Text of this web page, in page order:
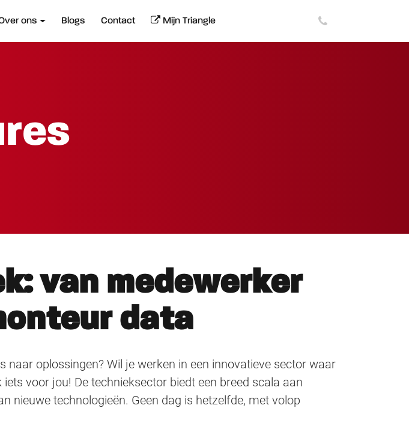
ons Blogs Contact Mijn Triangle
van medewerker
data
oplossingen? Wil je werken in een innovatieve sector waar
voor jou! De technieksector biedt een breed scala aan
nieuwe technologieën. Geen dag is hetzelfde, met volop